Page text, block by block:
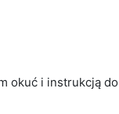
okuć i instrukcją